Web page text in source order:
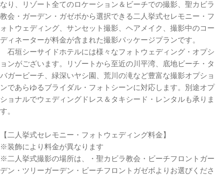
なり、リゾート全てのロケーション＆ビーチでの撮影、聖カビラ
教会・ガーデン・ガゼボから選択できる二人挙式セレモニー・フ
ォトウェディング、サンセット撮影、ヘアメイク、撮影中のコー
ディネーターが料金が含まれた撮影パッケージプランです。
石垣シーサイドホテルには様々なフォトウェディング・オプシ
ョンがございます。リゾートから至近の川平湾、底地ビーチ・タ
バガービーチ、緑深いヤシ園、荒川の滝など豊富な撮影オプショ
ンであらゆるブライダル・フォトシーンに対応します。別途オプ
ショナルでウェディングドレス＆タキシード・レンタルも承りま
す。
【二人挙式セレモニー・フォトウェディング料金】
※装飾により料金が異なります
※二人挙式撮影の場所は、・聖カビラ教会・ビーチフロントガー
デン・ツリーガーデン・ビーチフロントガゼボよりお選びくださ